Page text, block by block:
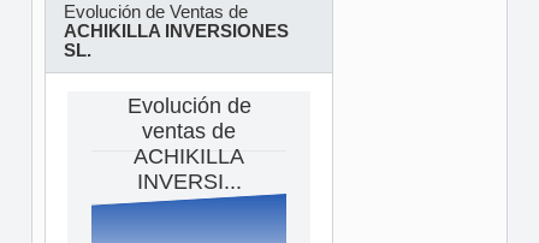
Evolución de Ventas de
ACHIKILLA INVERSIONES
SL.
Evolución de
ventas de
ACHIKILLA
INVERSI...